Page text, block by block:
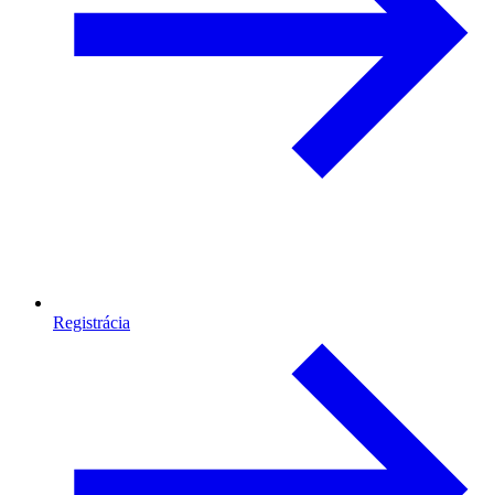
Registrácia